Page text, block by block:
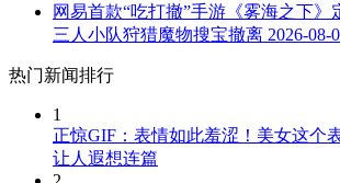
网易首款“吃打撤”手游《雾海之下》
三人小队狩猎魔物搜宝撤离 2026-08-
热门新闻排行
1
正惊GIF：表情如此羞涩！美女这个
让人遐想连篇